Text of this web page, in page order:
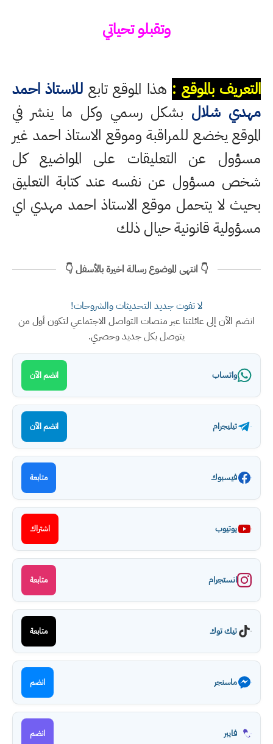
وتقبلو تحياتي
التعريف بالموقع : هذا الموقع تابع للاستاذ احمد
مهدي شلال بشكل رسمي وكل ما ينشر في
الموقع يخضع للمراقبة وموقع الاستاذ احمد غير
مسؤول عن التعليقات على المواضيع كل
شخص مسؤول عن نفسه عند كتابة التعليق
بحيث لا يتحمل موقع الاستاذ احمد مهدي اي
مسؤولية قانونية حيال ذلك
👇 انتهى الموضوع رسالة اخيرة بالأسفل 👇
لا تفوت جديد التحديثات والشروحات!
انضم الآن إلى عائلتنا عبر منصات التواصل الاجتماعي لتكون أول من
يتوصل بكل جديد وحصري.
واتساب انضم الآن
تيليجرام انضم الآن
فيسبوك متابعة
يوتيوب اشتراك
انستجرام متابعة
تيك توك متابعة
ماسنجر انضم
فايبر انضم